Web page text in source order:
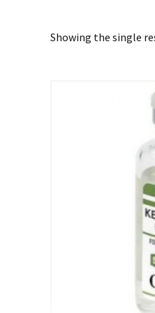
Showing the single